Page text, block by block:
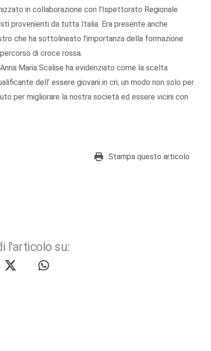
in collaborazione con l’Ispettorato Regionale
provenienti da tutta Italia. Era presente anche
che ha sottolineato l’importanza della formazione
di croce rossa.
Maria Scalise ha evidenziato come la scelta
dell’ essere giovani in cri, un modo non solo per
per migliorare la nostra società ed essere vicini con
Stampa questo articolo
l'articolo su: